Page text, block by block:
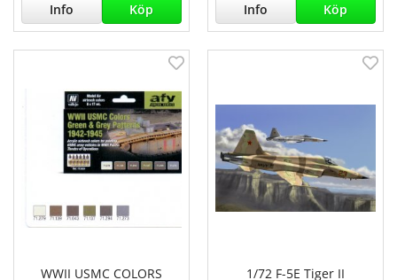
Info Köp Info Köp
WWII USMC COLORS
1/72 F-5E Tiger II